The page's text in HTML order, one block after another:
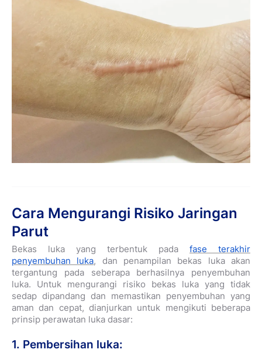
Cara Mengurangi Risiko Jaringan
Parut
Bekas luka yang terbentuk pada fase terakhir
penyembuhan luka, dan penampilan bekas luka akan
tergantung pada seberapa berhasilnya penyembuhan
luka. Untuk mengurangi risiko bekas luka yang tidak
sedap dipandang dan memastikan penyembuhan yang
aman dan cepat, dianjurkan untuk mengikuti beberapa
prinsip perawatan luka dasar:
1. Pembersihan luka: